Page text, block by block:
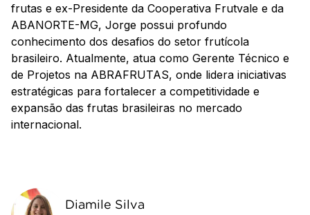
frutas e ex-Presidente da Cooperativa Frutvale e da
ABANORTE-MG, Jorge possui profundo
conhecimento dos desafios do setor frutícola
brasileiro. Atualmente, atua como Gerente Técnico e
de Projetos na ABRAFRUTAS, onde lidera iniciativas
estratégicas para fortalecer a competitividade e
expansão das frutas brasileiras no mercado
internacional.
Diamile Silva